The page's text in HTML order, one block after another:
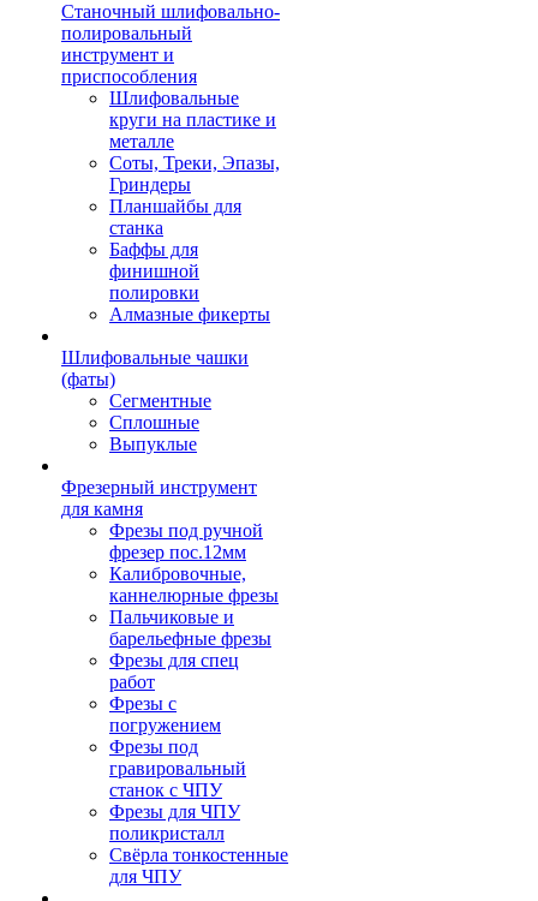
Станочный шлифовально-
полировальный
инструмент и
приспособления
Шлифовальные
круги на пластике и
металле
Соты, Треки, Эпазы,
Гриндеры
Планшайбы для
станка
Баффы для
финишной
полировки
Алмазные фикерты
Шлифовальные чашки
(фаты)
Сегментные
Сплошные
Выпуклые
Фрезерный инструмент
для камня
Фрезы под ручной
фрезер пос.12мм
Калибровочные,
каннелюрные фрезы
Пальчиковые и
барельефные фрезы
Фрезы для спец
работ
Фрезы с
погружением
Фрезы под
гравировальный
станок с ЧПУ
Фрезы для ЧПУ
поликристалл
Свёрла тонкостенные
для ЧПУ